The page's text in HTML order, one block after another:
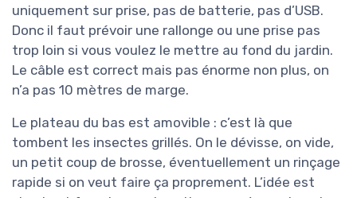
uniquement sur prise, pas de batterie, pas d’USB.
Donc il faut prévoir une rallonge ou une prise pas
trop loin si vous voulez le mettre au fond du jardin.
Le câble est correct mais pas énorme non plus, on
n’a pas 10 mètres de marge.
Le plateau du bas est amovible : c’est là que
tombent les insectes grillés. On le dévisse, on vide,
un petit coup de brosse, éventuellement un rinçage
rapide si on veut faire ça proprement. L’idée est